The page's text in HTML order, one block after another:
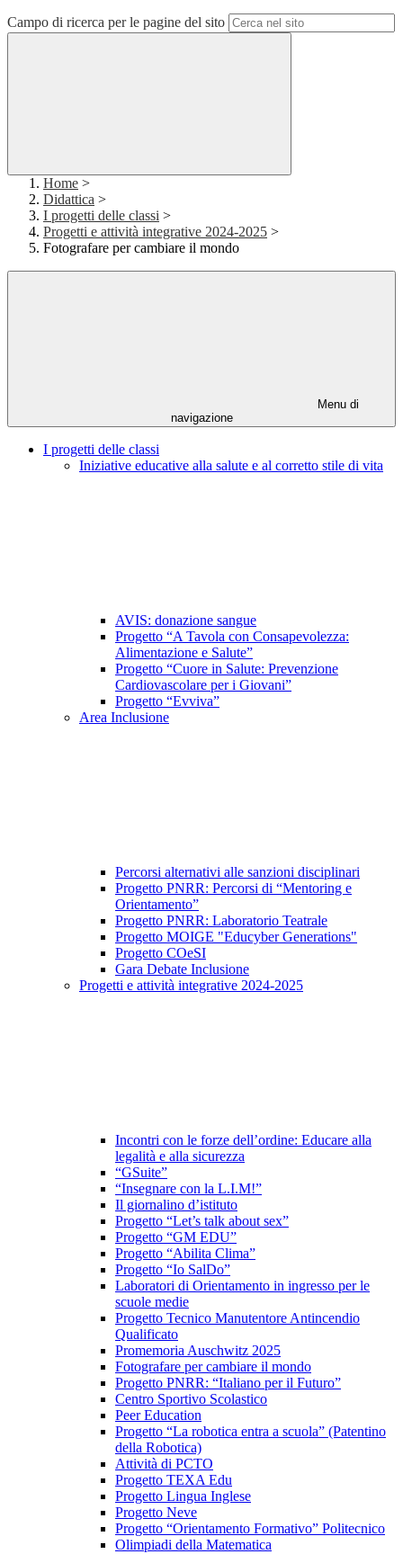
Campo di ricerca per le pagine del sito
Home >
Didattica >
I progetti delle classi >
Progetti e attività integrative 2024-2025 >
Fotografare per cambiare il mondo
Menu di
navigazione
I progetti delle classi
Iniziative educative alla salute e al corretto stile di vita
AVIS: donazione sangue
Progetto “A Tavola con Consapevolezza:
Alimentazione e Salute”
Progetto “Cuore in Salute: Prevenzione
Cardiovascolare per i Giovani”
Progetto “Evviva”
Area Inclusione
Percorsi alternativi alle sanzioni disciplinari
Progetto PNRR: Percorsi di “Mentoring e
Orientamento”
Progetto PNRR: Laboratorio Teatrale
Progetto MOIGE "Educyber Generations"
Progetto COeSI
Gara Debate Inclusione
Progetti e attività integrative 2024-2025
Incontri con le forze dell’ordine: Educare alla
legalità e alla sicurezza
“GSuite”
“Insegnare con la L.I.M!”
Il giornalino d’istituto
Progetto “Let’s talk about sex”
Progetto “GM EDU”
Progetto “Abilita Clima”
Progetto “Io SalDo”
Laboratori di Orientamento in ingresso per le
scuole medie
Progetto Tecnico Manutentore Antincendio
Qualificato
Promemoria Auschwitz 2025
Fotografare per cambiare il mondo
Progetto PNRR: “Italiano per il Futuro”
Centro Sportivo Scolastico
Peer Education
Progetto “La robotica entra a scuola” (Patentino
della Robotica)
Attività di PCTO
Progetto TEXA Edu
Progetto Lingua Inglese
Progetto Neve
Progetto “Orientamento Formativo” Politecnico
Olimpiadi della Matematica